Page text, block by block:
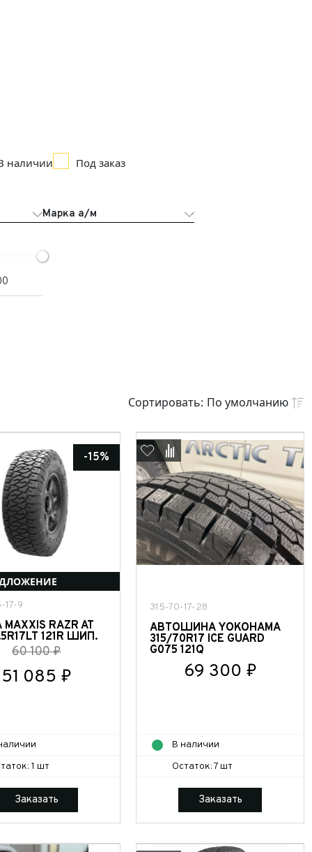
наличии Под заказ
Марка а/м
Сортировать: По умолчанию
Цена
-15%
17-9
RAZR AT
121R ШИП.
60 100 ₽
51 085 ₽
1 шт
Заказать
315-70-17-28
АВТОШИНА YOKOHAMA
315/70R17 ICE GUARD
G075 121Q
69 300 ₽
В наличии
Остаток: 7 шт
Заказать